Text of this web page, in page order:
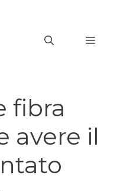
fibra
avere il